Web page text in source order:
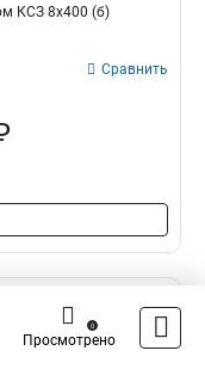
КСЗ 8х400 (б)
Сравнить
Просмотрено
0